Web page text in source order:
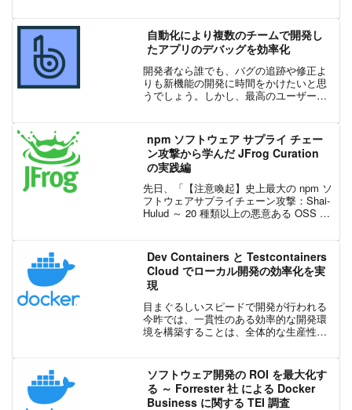
だけます。DockerCon 2...
自動化により複数のチームで開発し
たアプリのデバッグを効率化
開発者なら誰でも、バグの追跡や修正よ
りも新機能の開発に時間をかけたいと思
うでしょう。しかし、最高のユーザー体
クエンド アプリ向けのエラー監視 & 安定
性管理ツールです。自動でエラーを監視
して、レポート、警告、診断を生成しま
す。
npm ソフトウェア サプライ チェー
ン攻撃から学んだ JFrog Curation
の実践編
先日、「【注意喚起】史上最大の npm ソ
フトウェアサプライチェーン攻撃：Shai-
Hulud ～ 20 種類以上の悪意ある OSS パ
パッケージ ダウ...
Dev Containers と Testcontainers
Cloud でローカル開発の効率化を実
現
目まぐるしいスピードで開発が行われる
今昨では、一貫性のある効率的な開発環
境を構築することは、全体的な生産性向
ルですが、ローカル開発環境の構成は、
依然として複雑で...
ソフトウェア開発の ROI を最大化す
る ～ Forrester 社 による Docker
Business に関する TEI 調査